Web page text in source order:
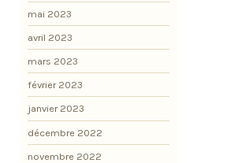
mai 2023
avril 2023
mars 2023
février 2023
janvier 2023
décembre 2022
novembre 2022